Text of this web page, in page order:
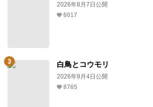
2026年8月7日公開
6017
白鳥とコウモリ
2026年9月4日公開
8765